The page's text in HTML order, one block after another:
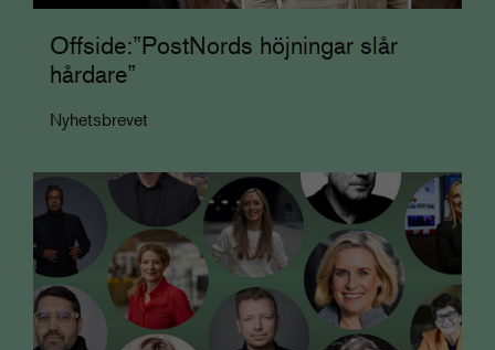
Offside:”PostNords höjningar slår
hårdare”
Nyhetsbrevet